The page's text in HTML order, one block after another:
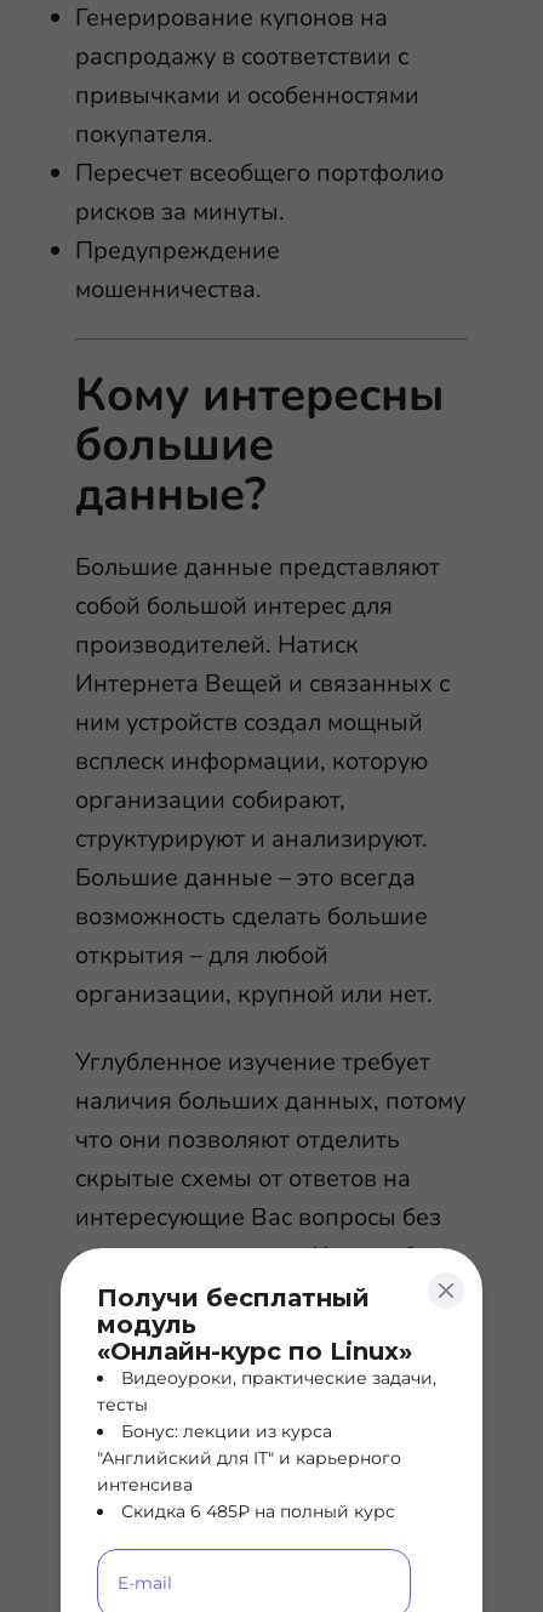
Получи бесплатный
модуль
«Онлайн-курс по Linux»
Видеоуроки, практические задачи,
тесты
Бонус: лекции из курса
"Английский для IT" и карьерного
интенсива
Скидка 6 485₽ на полный курс
Генерирование купонов на
распродажу в соответствии с
привычками и особенностями
покупателя.
Пересчет всеобщего портфолио
рисков за минуты.
Предупреждение
мошенничества.
Кому интересны
большие
данные?
Большие данные представляют
собой большой интерес для
производителей. Натиск
Интернета Вещей и связанных с
ним устройств создал мощный
всплеск информации, которую
организации собирают,
структурируют и анализируют.
Большие данные – это всегда
возможность сделать большие
открытия – для любой
организации, крупной или нет.
Углубленное изучение требует
наличия больших данных, потому
что они позволяют отделить
скрытые схемы от ответов на
интересующие Вас вопросы без
«подгонки» данных. Чем глубже
вы изучаете, тем выше качество
данных, тем лучше результаты.
Мотивированные
данными
инновации